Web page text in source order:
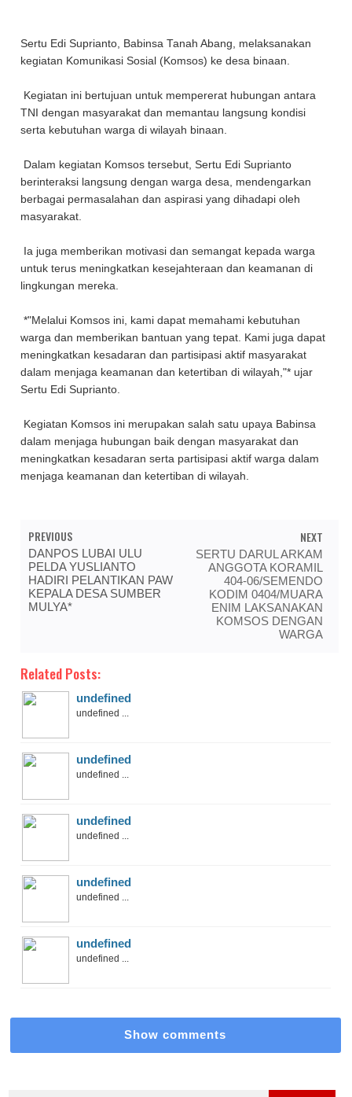
Sertu Edi Suprianto, Babinsa Tanah Abang, melaksanakan
kegiatan Komunikasi Sosial (Komsos) ke desa binaan.
Kegiatan ini bertujuan untuk mempererat hubungan antara
TNI dengan masyarakat dan memantau langsung kondisi
serta kebutuhan warga di wilayah binaan.
Dalam kegiatan Komsos tersebut, Sertu Edi Suprianto
berinteraksi langsung dengan warga desa, mendengarkan
berbagai permasalahan dan aspirasi yang dihadapi oleh
masyarakat.
Ia juga memberikan motivasi dan semangat kepada warga
untuk terus meningkatkan kesejahteraan dan keamanan di
lingkungan mereka.
*"Melalui Komsos ini, kami dapat memahami kebutuhan
warga dan memberikan bantuan yang tepat. Kami juga dapat
meningkatkan kesadaran dan partisipasi aktif masyarakat
dalam menjaga keamanan dan ketertiban di wilayah,"* ujar
Sertu Edi Suprianto.
Kegiatan Komsos ini merupakan salah satu upaya Babinsa
dalam menjaga hubungan baik dengan masyarakat dan
meningkatkan kesadaran serta partisipasi aktif warga dalam
menjaga keamanan dan ketertiban di wilayah.
PREVIOUS
DANPOS LUBAI ULU
PELDA YUSLIANTO
HADIRI PELANTIKAN PAW
KEPALA DESA SUMBER
MULYA*
NEXT
SERTU DARUL ARKAM
ANGGOTA KORAMIL
404-06/SEMENDO
KODIM 0404/MUARA
ENIM LAKSANAKAN
KOMSOS DENGAN
WARGA
Related Posts:
undefined
undefined ...
undefined
undefined ...
undefined
undefined ...
undefined
undefined ...
undefined
undefined ...
Show comments